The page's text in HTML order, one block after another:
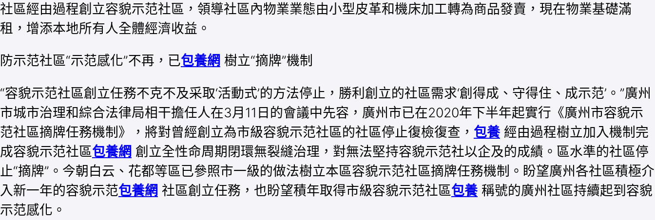
社區經由過程創立容貌示范社區，領導社區內物業業態由小型皮革和機床加工轉為商品發賣，現在物業基礎滿
租，增添本地所有人全體經濟收益。
防示范社區“示范感化”不再，已包養網 樹立“摘牌”機制
“容貌示范社區創立任務不克不及采取‘活動式’的方法停止，勝利創立的社區需求‘創得成、守得住、成示范’。”廣州
市城市治理和綜合法律局相干擔任人在3月11日的會議中先容，廣州市已在2020年下半年起實行《廣州市容貌示
范社區摘牌任務機制》，將對曾經創立為市級容貌示范社區的社區停止復檢復查， 包養經由過程樹立加入機制完
成容貌示范社區包養網 創立全性命周期閉環無裂縫治理，對無法堅持容貌示范社以企及的成績。區水準的社區停
止“摘牌”。今朝白云、花都等區已參照市一級的做法樹立本區容貌示范社區摘牌任務機制。盼望廣州各社區積極介
入新一年的容貌示范包養網 社區創立任務，也盼望積年取得市級容貌示范社區包養稱號的廣州社區持續起到容貌
示范感化。